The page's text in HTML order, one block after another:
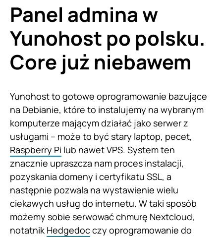
Panel admina w
Yunohost po polsku.
Core już niebawem
Yunohost to gotowe oprogramowanie bazujące
na Debianie, które to instalujemy na wybranym
komputerze mającym działać jako serwer z
usługami – może to być stary laptop, pecet,
Raspberry Pi lub nawet VPS. System ten
znacznie upraszcza nam proces instalacji,
pozyskania domeny i certyfikatu SSL, a
następnie pozwala na wystawienie wielu
ciekawych usług do internetu. W taki sposób
możemy sobie serwować chmurę Nextcloud,
notatnik Hedgedocczy oprogramowanie do